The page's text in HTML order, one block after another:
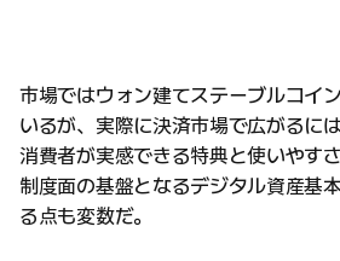
市場ではウォン建てステーブルコイ
いるが、実際に決済市場で広がるには
消費者が実感できる特典と使いやす
制度面の基盤となるデジタル資産基
る点も変数だ。